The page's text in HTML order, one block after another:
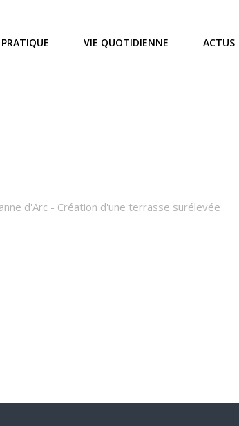
VIE QUOTIDIENNE ACTUS
d'Arc - Création d'une terrasse surélevée